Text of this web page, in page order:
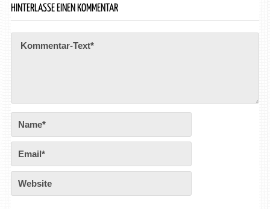
HINTERLASSE EINEN KOMMENTAR